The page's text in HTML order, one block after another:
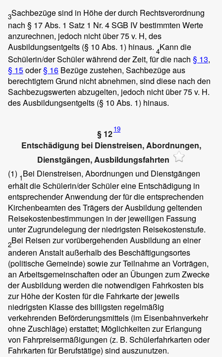
3Sachbezüge sind in Höhe der durch Rechtsverordnung
nach § 17 Abs. 1 Satz 1 Nr. 4 SGB IV bestimmten Werte
anzurechnen, jedoch nicht über 75 v. H, des
Ausbildungsentgelts (§ 10 Abs. 1) hinaus. 4Kann die
Schülerin/der Schüler während der Zeit, für die nach § 13,
§ 15oder§ 16 Bezüge zustehen, Sachbezüge aus
berechtigtem Grund nicht abnehmen, sind diese nach den
Sachbezugswerten abzugelten, jedoch nicht über 75 v. H.
des Ausbildungsentgelts (§ 10 Abs. 1) hinaus.
§ 1219
Entschädigung bei Dienstreisen, Abordnungen,
Dienstgängen, Ausbildungsfahrten
(1) 1Bei Dienstreisen, Abordnungen und Dienstgängen
erhält die Schülerin/der Schüler eine Entschädigung in
entsprechender Anwendung der für die entsprechenden
Kirchenbeamten des Trägers der Ausbildung geltenden
Reisekostenbestimmungen in der jeweiligen Fassung
unter Zugrundelegung der niedrigsten Reisekostenstufe.
2Bei Reisen zur vorübergehenden Ausbildung an einer
anderen Anstalt außerhalb des Beschäftigungsortes
(politische Gemeinde) sowie zur Teilnahme an Vorträgen,
an Arbeitsgemeinschaften oder an Übungen zum Zwecke
der Ausbildung werden die notwendigen Fahrkosten bis
zur Höhe der Kosten für die Fahrkarte der jeweils
niedrigsten Klasse des billigsten regelmäßig
verkehrenden Beförderungsmittels (im Eisenbahnverkehr
ohne Zuschläge) erstattet; Möglichkeiten zur Erlangung
von Fahrpreisermäßigungen (z. B. Schülerfahrkarten oder
Fahrkarten für Berufstätige) sind auszunutzen.